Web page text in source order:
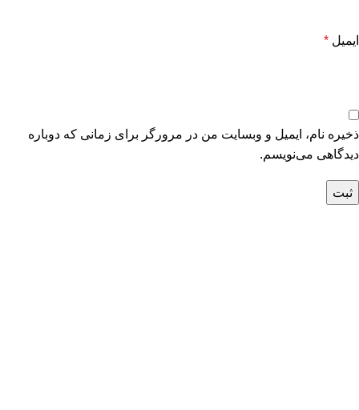
ایمیل *
ذخیره نام، ایمیل و وبسایت من در مرورگر برای زمانی که دوباره
دیدگاهی می‌نویسم.